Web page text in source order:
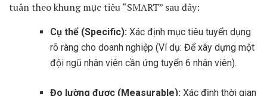
tuân theo khung mục tiêu “SMART” sau đây:
Cụ thể (Specific):Xác định mục tiêu tuyển dụng
rõ ràng cho doanh nghiệp (Ví dụ: Để xây dựng một
đội ngũ nhân viên cần ứng tuyển 6 nhân viên).
Đo lường được (Measurable):Xác định thời gian